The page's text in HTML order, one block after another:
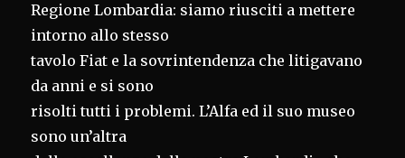
Regione Lombardia: siamo riusciti a mettere
intorno allo stesso
tavolo Fiat e la sovrintendenza che litigavano
da anni e si sono
risolti tutti i problemi. L’Alfa ed il suo museo
sono un’altra